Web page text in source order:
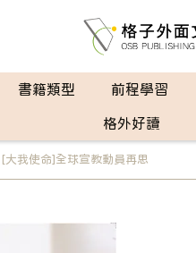
書籍類型 前程學習
格外好讀
[大我使命]全球宣教動員再思